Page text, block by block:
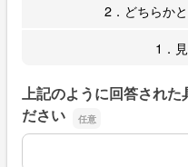
2．どちらか
1．
上記のように回答された
ださい
上記のように回答され